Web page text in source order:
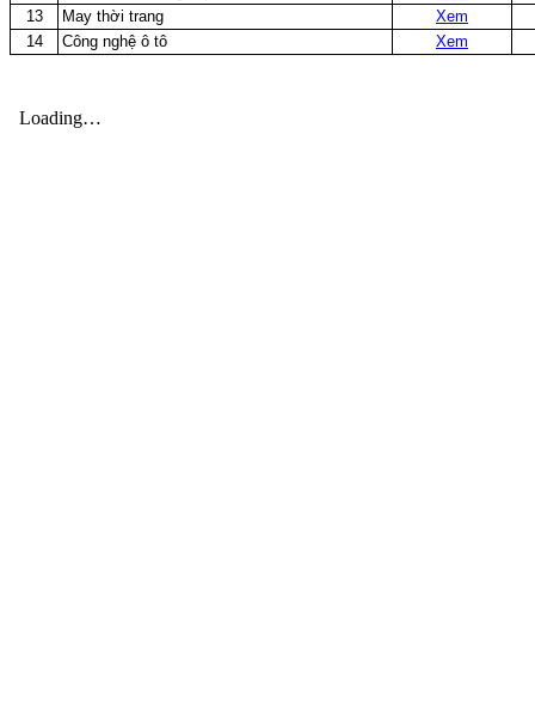
13
May thời trang
Xem
14
Công nghệ ô tô Xem